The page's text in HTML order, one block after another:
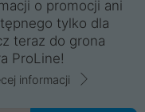
o promocji ani
tylko dla
teraz do grona
ProLine!
informacji